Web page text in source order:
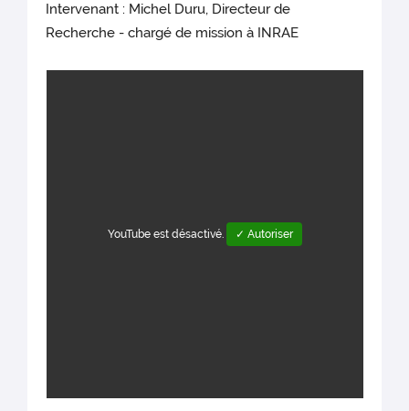
Intervenant : Michel Duru, Directeur de
Recherche - chargé de mission à INRAE
YouTube est désactivé. ✓ Autoriser